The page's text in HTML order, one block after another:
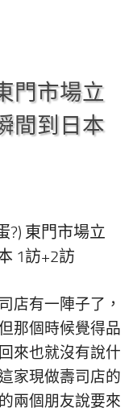
門市場立
間到日本
?) 東門市場立
1訪+2訪
店有一陣子了，
那個時候覺得品
來也就沒有說什
家現做壽司店的
兩個朋友說要來